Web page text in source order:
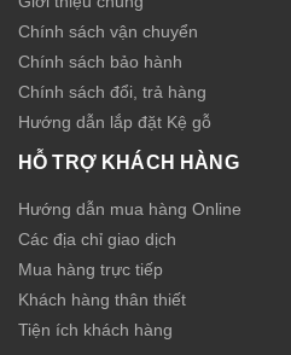
Chính sách vận chuyển
Chính sách bảo hành
Chính sách đổi, trả hàng
Hướng dẫn lắp đặt Kệ gỗ
HỖ TRỢ KHÁCH HÀNG
Hướng dẫn mua hàng Online
Các địa chỉ giao dịch
Mua hàng trực tiếp
Khách hàng thân thiết
Tiện ích khách hàng